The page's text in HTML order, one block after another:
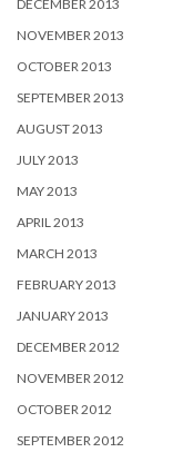
DECEMBER 2013
NOVEMBER 2013
OCTOBER 2013
SEPTEMBER 2013
AUGUST 2013
JULY 2013
MAY 2013
APRIL 2013
MARCH 2013
FEBRUARY 2013
JANUARY 2013
DECEMBER 2012
NOVEMBER 2012
OCTOBER 2012
SEPTEMBER 2012